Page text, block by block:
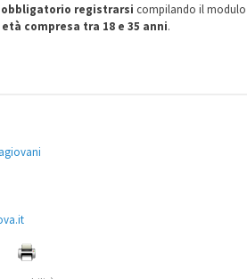
obbligatorio registrarsi compilando il
età compresa tra 18 e 35 anni.